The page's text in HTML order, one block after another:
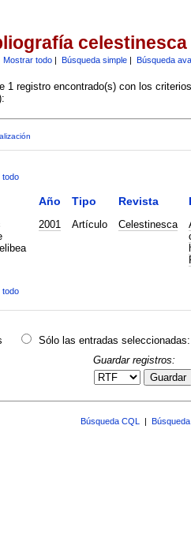
celestinesca
Mostrar todo| Búsqueda simple| Búsqueda
1 registro encontrado(s) con los
todo
Año Tipo Revista
2001 Artículo Celestinesca
todo
Sólo las entradas seleccionadas:
Guardar registros:
Guardar
Búsqueda CQL